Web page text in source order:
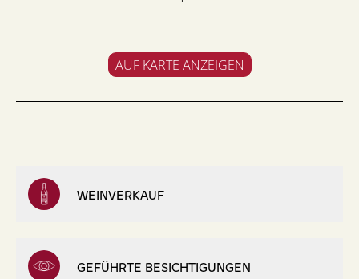
AUF KARTE ANZEIGEN
WEINVERKAUF
GEFÜHRTE BESICHTIGUNGEN